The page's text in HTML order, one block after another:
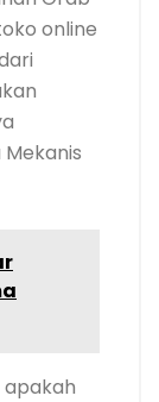
online
apakah